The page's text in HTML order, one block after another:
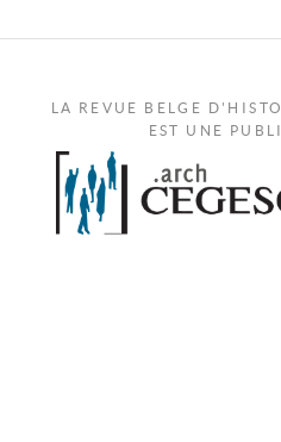
LA REVUE BELGE
EST UNE